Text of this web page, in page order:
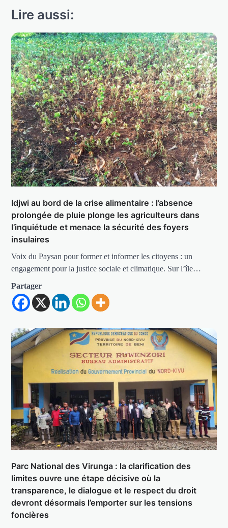
Lire aussi:
Idjwi au bord de la crise alimentaire : l’absence
prolongée de pluie plonge les agriculteurs dans
l’inquiétude et menace la sécurité des foyers
insulaires
Voix du Paysan pour former et informer les citoyens : un
engagement pour la justice sociale et climatique. Sur l’île…
Partager
Parc National des Virunga : la clarification des
limites ouvre une étape décisive où la
transparence, le dialogue et le respect du droit
devront désormais l’emporter sur les tensions
foncières